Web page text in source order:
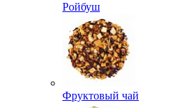
Ройбуш
Фруктовый чай